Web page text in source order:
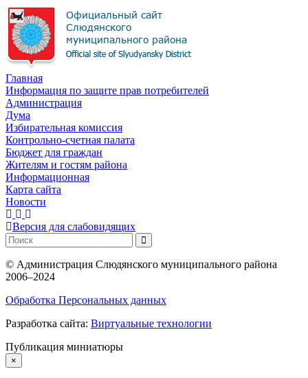
Главная
Информация по защите прав потребителей
Администрация
Дума
Избирательная комиссия
Контрольно-счетная палата
Бюджет для граждан
Жителям и гостям района
Информационная
Карта сайта
Новости
Версия для слабовидящих
© Администрация Слюдянского муниципального района
2006–2024
Обработка Персональных данных
Разработка сайта: Виртуальные технологии
Публикация миниатюры
×